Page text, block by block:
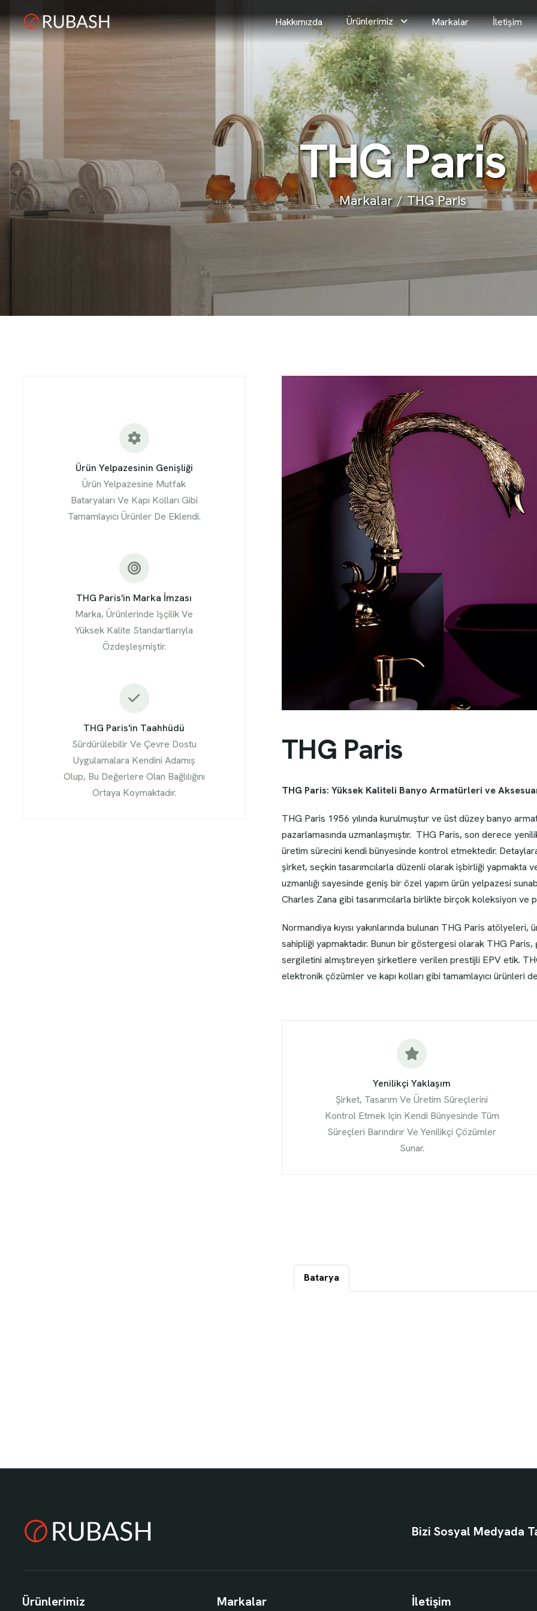
Hakkımızda Ürünlerimiz Markalar İletişim
THGParis
Markalar THG Paris
Ürün Yelpazesinin Genişliği
Ürün Yelpazesine Mutfak
Bataryaları Ve Kapı Kolları Gibi
Tamamlayıcı Ürünler De Eklendi.
THG Paris'in Marka İmzası
Marka, Ürünlerinde Işçilik Ve
Yüksek Kalite Standartlarıyla
Özdeşleşmiştir.
THG Paris'in Taahhüdü
Sürdürülebilir Ve Çevre Dostu
Uygulamalara Kendini Adamış
Olup, Bu Değerlere Olan Bağlılığını
Ortaya Koymaktadır.
THG Paris
THG Paris: Yüksek Kaliteli Banyo Armatürleri ve
THG Paris 1956 yılında kurulmuştur ve üst düzey banyo
pazarlamasında uzmanlaşmıştır. THG Paris, son derece
üretim sürecini kendi bünyesinde kontrol etmektedir.
şirket, seçkin tasarımcılarla düzenli olarak işbirliği yapmakta
uzmanlığı sayesinde geniş bir özel yapım ürün yelpazesi
Charles Zana gibi tasarımcılarla birlikte birçok koleksiyon ve
Normandiya kıyısı yakınlarında bulunan THG Paris
sahipliği yapmaktadır. Bunun bir göstergesi olarak THG
sergiletini almıştıreyen şirketlere verilen prestijli EPV etik.
elektronik çözümler ve kapı kolları gibi tamamlayıcı ürünleri
Yenilikçi Yaklaşım
Şirket, Tasarım Ve Üretim Süreçlerini
Kontrol Etmek Için Kendi Bünyesinde Tüm
Süreçleri Barındırır Ve Yenilikçi Çözümler
Sunar.
Batarya
Bizi Sosyal Medyada
Ürünlerimiz Markalar İletişim